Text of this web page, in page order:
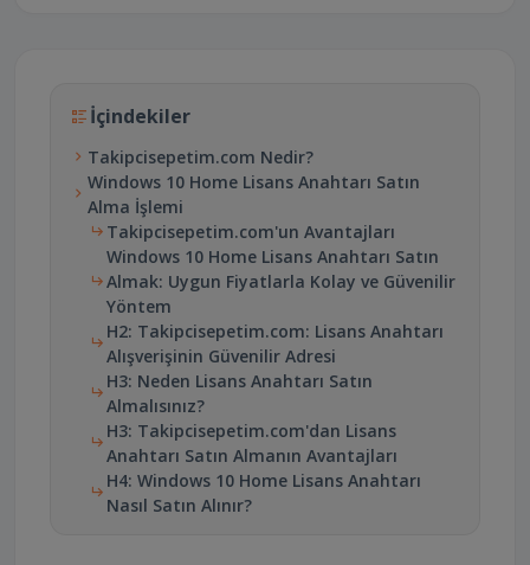
İçindekiler
Takipcisepetim.com Nedir?
Windows 10 Home Lisans Anahtarı Satın
Alma İşlemi
Takipcisepetim.com'un Avantajları
Windows 10 Home Lisans Anahtarı Satın
Almak: Uygun Fiyatlarla Kolay ve Güvenilir
Yöntem
H2: Takipcisepetim.com: Lisans Anahtarı
Alışverişinin Güvenilir Adresi
H3: Neden Lisans Anahtarı Satın
Almalısınız?
H3: Takipcisepetim.com'dan Lisans
Anahtarı Satın Almanın Avantajları
H4: Windows 10 Home Lisans Anahtarı
Nasıl Satın Alınır?